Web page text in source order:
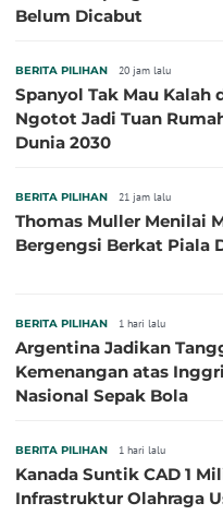
Belum Dicabut
BERITA PILIHAN 20 jam lalu
Spanyol Tak Mau Kalah
Ngotot Jadi Tuan
Dunia 2030
BERITA PILIHAN 21 jam lalu
Thomas Muller Menilai
Bergengsi Berkat Piala
BERITA PILIHAN 1 hari lalu
Argentina Jadikan
Kemenangan atas
Nasional Sepak Bola
BERITA PILIHAN 1 hari lalu
Kanada Suntik CAD 1
Infrastruktur Olahraga